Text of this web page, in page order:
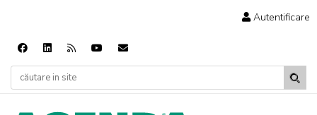
Autentificare